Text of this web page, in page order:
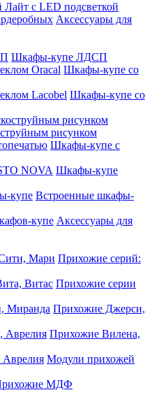
с LED подсветкой
Аксессуары для
Шкафы-купе ЛДСП
Шкафы-купе со
Шкафы-купе со
рисунком
Шкафы-купе с
Шкафы-купе
Встроенные шкафы-
Аксессуары для
Прихожие серий:
Прихожие серии
Прихожие Джерси,
Прихожие Вилена,
Модули прихожей
МДФ